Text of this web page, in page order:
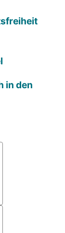
in den